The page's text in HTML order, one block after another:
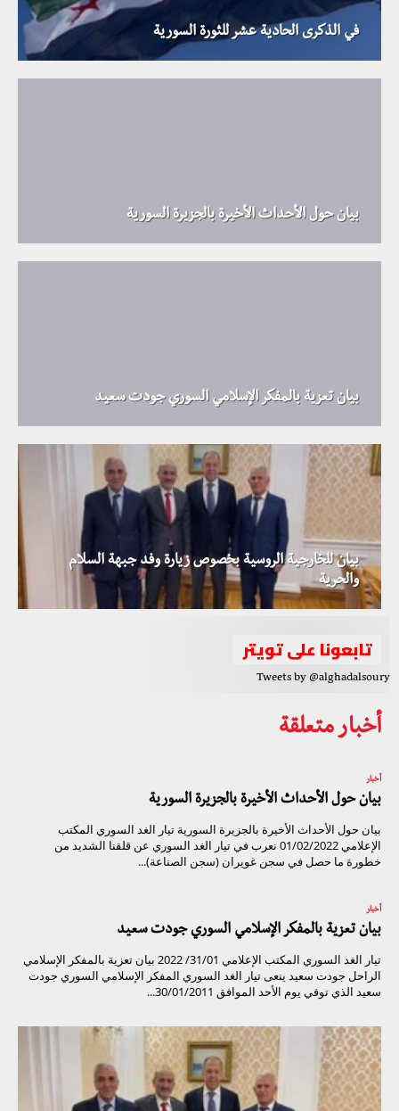
في الذكرى الحادية عشر للثورة السورية
بيان حول الأحداث الأخيرة بالجزيرة السورية
بيان تعزية بالمفكر الإسلامي السوري جودت سعيد
بيان للخارجية الروسية بخصوص زيارة وفد جبهة السلام
والحرية
تابعونا على تويتر
Tweets by @alghadalsoury
أخبار متعلقة
أخبار
بيان حول الأحداث الأخيرة بالجزيرة السورية
بيان حول الأحداث الأخيرة بالجزيرة السورية تيار الغد السوري المكتب
الإعلامي 01/02/2022 نعرب في تيار الغد السوري عن قلقنا الشديد من
خطورة ما حصل في سجن غويران (سجن الصناعة)...
أخبار
بيان تعزية بالمفكر الإسلامي السوري جودت سعيد
تيار الغد السوري المكتب الإعلامي 31/01/ 2022 بيان تعزية بالمفكر الإسلامي
الراحل جودت سعيد ينعى تيار الغد السوري المفكر الإسلامي السوري جودت
سعيد الذي توفي يوم الأحد الموافق 30/01/2011...